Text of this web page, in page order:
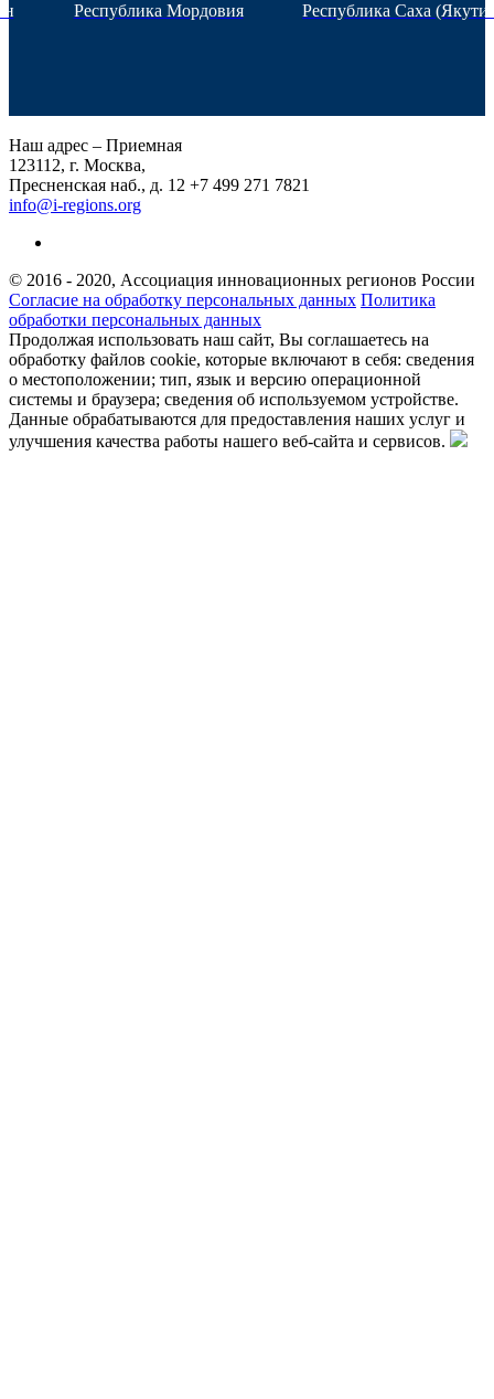
Республика Мордовия Республика Саха
Наш адрес – Приемная
123112, г. Москва,
Пресненская наб., д. 12 +7 499 271 7821
info@i-regions.org
© 2016 - 2020, Ассоциация инновационных регионов России
Согласие на обработку персональных данных Политика
обработки персональных данных
Продолжая использовать наш сайт, Вы соглашаетесь на
обработку файлов cookie, которые включают в себя: сведения
о местоположении; тип, язык и версию операционной
системы и браузера; сведения об используемом устройстве.
Данные обрабатываются для предоставления наших услуг и
улучшения качества работы нашего веб-сайта и сервисов.